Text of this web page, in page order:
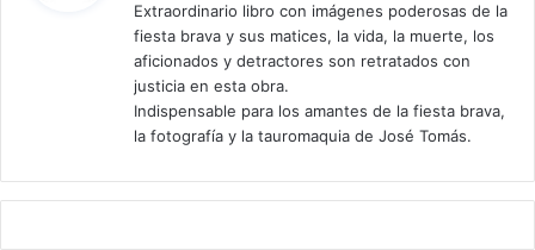
e
:
Extraordinario libro con imágenes poderosas de la
fiesta brava y sus matices, la vida, la muerte, los
aficionados y detractores son retratados con
justicia en esta obra.
Indispensable para los amantes de la fiesta brava,
la fotografía y la tauromaquia de José Tomás.